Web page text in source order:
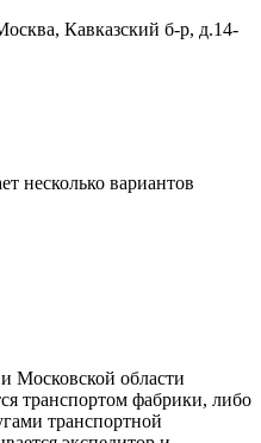
Кавказский б-р, д.14-
несколько вариантов
Московской области
транспортом фабрики, либо
транспортной